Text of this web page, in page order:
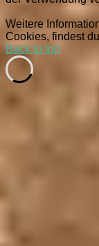
Weitere
Cookies, findest
Back to top